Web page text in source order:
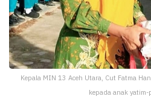
Kepala MIN 13 Aceh Utara, Cut Fatma
kepada anak